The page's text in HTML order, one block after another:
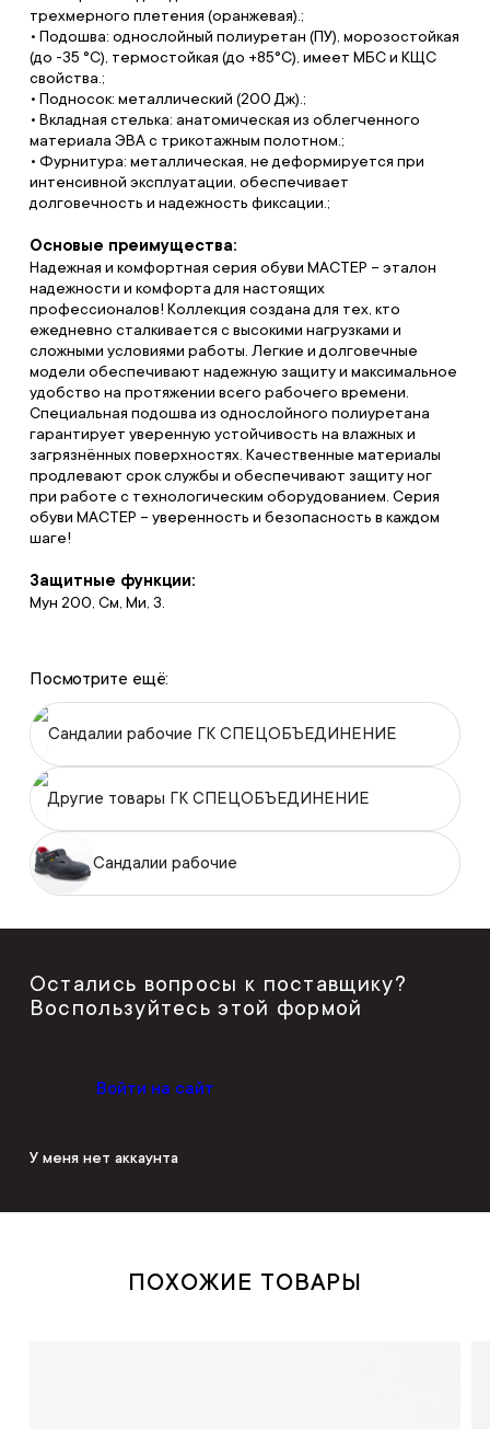
трехмерного плетения (оранжевая).;
• Подошва: однослойный полиуретан (ПУ), морозостойкая
(до -35 °С), термостойкая (до +85°С), имеет МБС и КЩС
свойства.;
• Подносок: металлический (200 Дж).;
• Вкладная стелька: анатомическая из облегченного
материала ЭВА с трикотажным полотном.;
• Фурнитура: металлическая, не деформируется при
интенсивной эксплуатации, обеспечивает
долговечность и надежность фиксации.;
Основые преимущества:
Надежная и комфортная серия обуви МАСТЕР – эталон
надежности и комфорта для настоящих
профессионалов! Коллекция создана для тех, кто
ежедневно сталкивается с высокими нагрузками и
сложными условиями работы. Легкие и долговечные
модели обеспечивают надежную защиту и максимальное
удобство на протяжении всего рабочего времени.
Специальная подошва из однослойного полиуретана
гарантирует уверенную устойчивость на влажных и
загрязнённых поверхностях. Качественные материалы
продлевают срок службы и обеспечивают защиту ног
при работе с технологическим оборудованием. Серия
обуви МАСТЕР – уверенность и безопасность в каждом
шаге!
Защитные функции:
Мун 200, См, Ми, З.
Посмотрите ещё:
Сандалии рабочие ГК СПЕЦОБЪЕДИНЕНИЕ
Другие товары ГК СПЕЦОБЪЕДИНЕНИЕ
Сандалии рабочие
Остались вопросы к поставщику?
Воспользуйтесь этой формой
Войти на сайт
У меня нет аккаунта
ПОХОЖИЕ ТОВАРЫ